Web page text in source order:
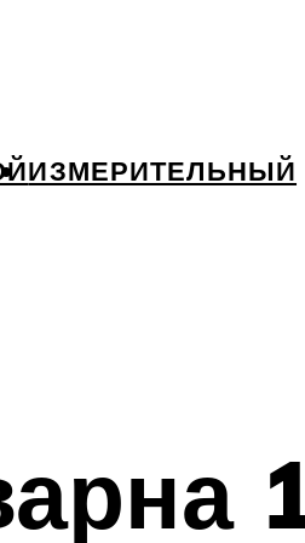
ИЗМЕРИТЕЛЬНЫЙ